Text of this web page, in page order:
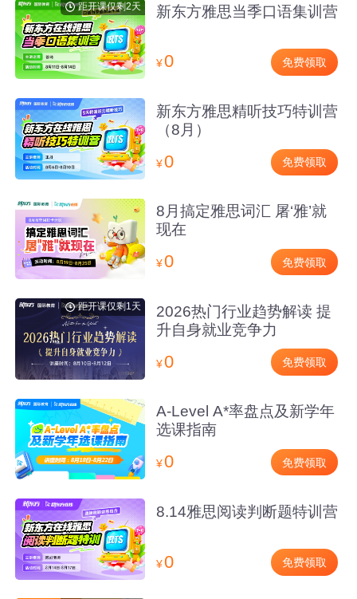
距开课仅剩2天 新东方雅思当季口语集训营
¥0 免费领取
新东方雅思精听技巧特训营
（8月）
¥0 免费领取
8月搞定雅思词汇 屠‘雅’就
现在
¥0 免费领取
距开课仅剩1天
2026热门行业趋势解读 提
升自身就业竞争力
¥0 免费领取
A-Level A*率盘点及新学年
选课指南
¥0 免费领取
8.14雅思阅读判断题特训营
¥0 免费领取